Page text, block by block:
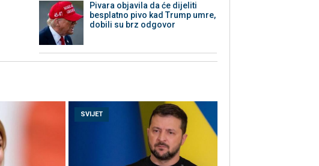
Pivara objavila da će dijeliti
besplatno pivo kad Trump umre,
dobili su brz odgovor
SVIJET